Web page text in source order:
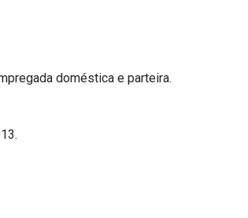
doméstica e parteira.